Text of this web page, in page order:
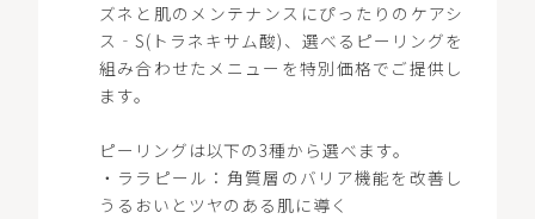
ズネと肌のメンテナンスにぴったりのケアシ
ス‐S(トラネキサム酸)、選べるピーリングを
組み合わせたメニューを特別価格でご提供し
ます。
ピーリングは以下の3種から選べます。
・ララピール：角質層のバリア機能を改善し
うるおいとツヤのある肌に導く